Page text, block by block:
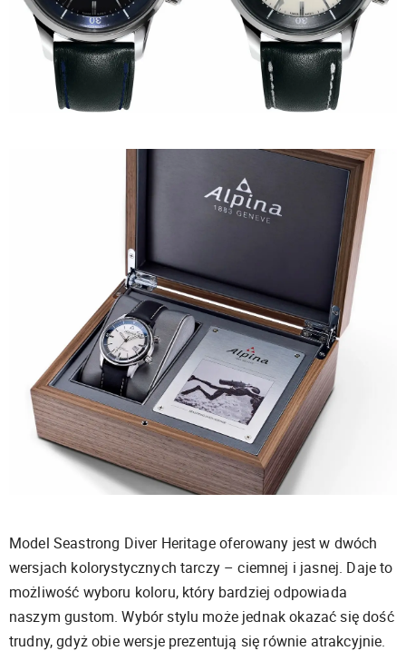
Model Seastrong Diver Heritage oferowany jest w dwóch
wersjach kolorystycznych tarczy – ciemnej i jasnej. Daje to
możliwość wyboru koloru, który bardziej odpowiada
naszym gustom. Wybór stylu może jednak okazać się dość
trudny, gdyż obie wersje prezentują się równie atrakcyjnie.